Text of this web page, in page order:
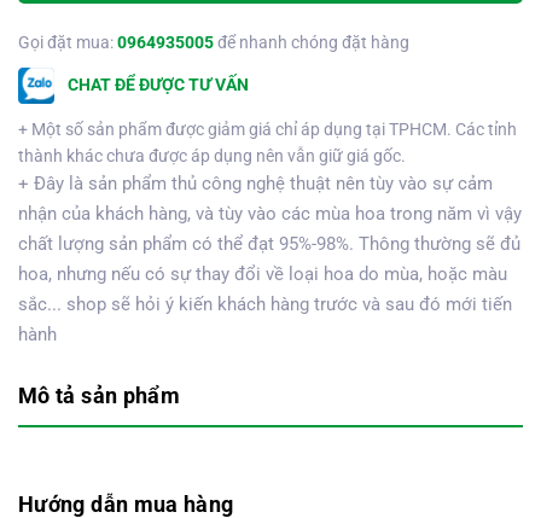
Gọi đặt mua:0964935005để nhanh chóng đặt hàng
CHAT ĐỂ ĐƯỢC TƯ VẤN
+ Một số sản phẩm được giảm giá chỉ áp dụng tại TPHCM. Các tỉnh
thành khác chưa được áp dụng nên vẫn giữ giá gốc.
+ Đây là sản phẩm thủ công nghệ thuật nên tùy vào sự cảm
nhận của khách hàng, và tùy vào các mùa hoa trong năm vì vậy
chất lượng sản phẩm có thể đạt 95%-98%. Thông thường sẽ đủ
hoa, nhưng nếu có sự thay đổi về loại hoa do mùa, hoặc màu
sắc... shop sẽ hỏi ý kiến khách hàng trước và sau đó mới tiến
hành
Mô tả sản phẩm
Hướng dẫn mua hàng